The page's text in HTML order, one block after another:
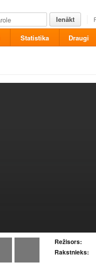
Ienākt
Statistika Draugi
Režisors:
Rakstnieks: